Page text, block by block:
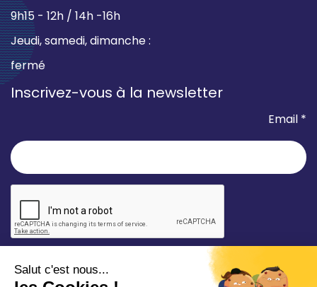
9h15 - 12h / 14h -16h
Jeudi, samedi, dimanche :
fermé
Inscrivez-vous à la newsletter
Email *